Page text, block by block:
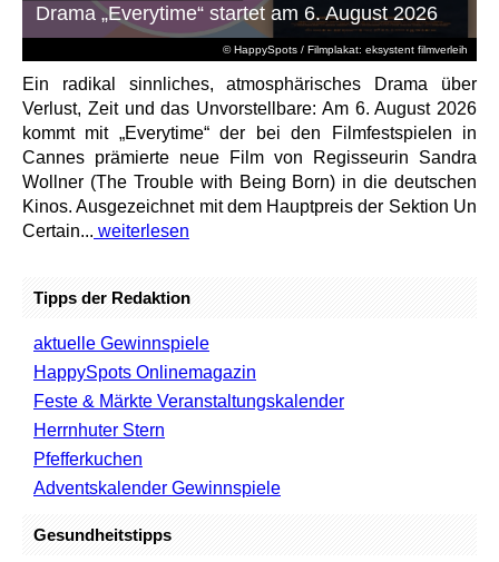
© HappySpots / Filmplakat: eksystent filmverleih
Drama „Everytime“ startet am 6. August 2026
Ein radikal sinnliches, atmosphärisches Drama über
Verlust, Zeit und das Unvorstellbare: Am 6. August 2026
kommt mit „Everytime“ der bei den Filmfestspielen in
Cannes prämierte neue Film von Regisseurin Sandra
Wollner (The Trouble with Being Born) in die deutschen
Kinos. Ausgezeichnet mit dem Hauptpreis der Sektion Un
Certain... weiterlesen
Tipps der Redaktion
aktuelle Gewinnspiele
HappySpots Onlinemagazin
Feste & Märkte Veranstaltungskalender
Herrnhuter Stern
Pfefferkuchen
Adventskalender Gewinnspiele
Gesundheitstipps